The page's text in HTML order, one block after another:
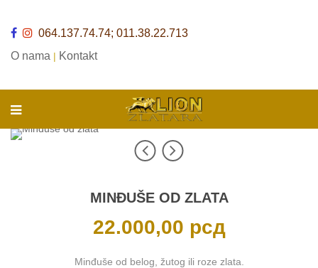
064.137.74.74; 011.38.22.713
O nama | Kontakt
MINĐUŠE OD ZLATA
22.000,00 рсд
Minđuše od belog, žutog ili roze zlata.